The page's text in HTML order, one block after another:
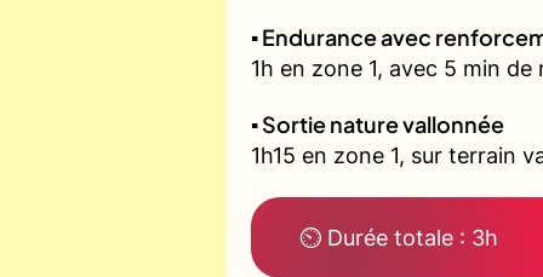
▪️ Endurance avec
1h en zone 1, avec 5 min
▪️ Sortie nature vallonnée
1h15 en zone 1, sur terrain
⏲ Durée totale : 3h